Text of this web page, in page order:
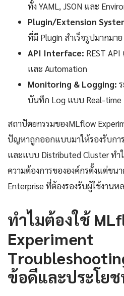
ทั้ง YAML, JSON และ
Plugin/Extension
ที่มี Plugin สำเร็จรูปมากมาย
API Interface: REST
และ Automation
Monitoring & Logging:
บันทึก Log แบบ Real-time
สถาปัตยกรรมของMLflow
ปัญหาถูกออกแบบมาให้รองรับกา
และแบบ Distributed Cluster ทำ
ความต้องการขององค์กรตั้งแต่ขน
Enterprise ที่ต้องรองรับผู้ใช้งาน
ทำไมต้องใช้
Experiment
ข้อดีและประโยช